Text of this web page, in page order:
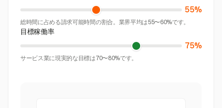
55%
総時間に占める請求可能時間の割合。業界平均は55〜60%です。
目標稼働率
75%
サービス業に現実的な目標は70〜80%です。